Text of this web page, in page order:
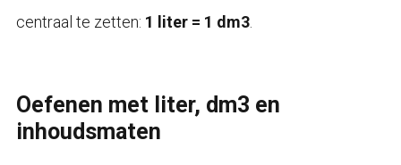
centraal te zetten: 1 liter = 1 dm3.
Oefenen met liter, dm3 en
inhoudsmaten